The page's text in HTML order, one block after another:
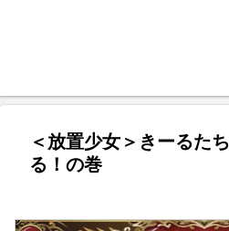
＜放置少女＞きーるた
る！の巻